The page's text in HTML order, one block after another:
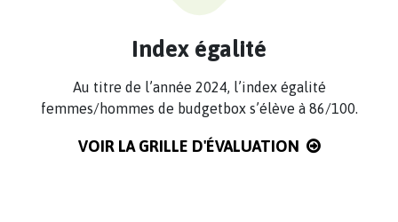
Index égalité
Au titre de l’année 2024, l’index égalité
femmes/hommes de budgetbox s’élève à 86/100.
VOIR LA GRILLE D'ÉVALUATION